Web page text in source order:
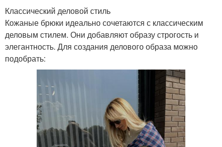
Классический деловой стиль
Кожаные брюки идеально сочетаются с классическим
деловым стилем. Они добавляют образу строгость и
элегантность. Для создания делового образа можно
подобрать: